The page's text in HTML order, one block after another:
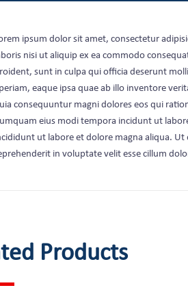
ipsum dolor sit amet, consectetur
nisi ut aliquip ex ea commodo
sunt in culpa qui officia deserunt
eaque ipsa quae ab illo inventore
consequuntur magni dolores eos qui
eius modi tempora incidunt ut
ut labore et dolore magna aliqua.
in voluptate velit esse cillum
Products